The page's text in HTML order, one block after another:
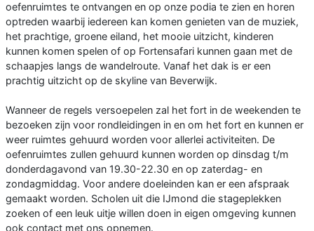
oefenruimtes te ontvangen en op onze podia te zien en horen
optreden waarbij iedereen kan komen genieten van de muziek,
het prachtige, groene eiland, het mooie uitzicht, kinderen
kunnen komen spelen of op Fortensafari kunnen gaan met de
schaapjes langs de wandelroute. Vanaf het dak is er een
prachtig uitzicht op de skyline van Beverwijk.
Wanneer de regels versoepelen zal het fort in de weekenden te
bezoeken zijn voor rondleidingen in en om het fort en kunnen er
weer ruimtes gehuurd worden voor allerlei activiteiten. De
oefenruimtes zullen gehuurd kunnen worden op dinsdag t/m
donderdagavond van 19.30-22.30 en op zaterdag- en
zondagmiddag. Voor andere doeleinden kan er een afspraak
gemaakt worden. Scholen uit die IJmond die stageplekken
zoeken of een leuk uitje willen doen in eigen omgeving kunnen
ook contact met ons opnemen.